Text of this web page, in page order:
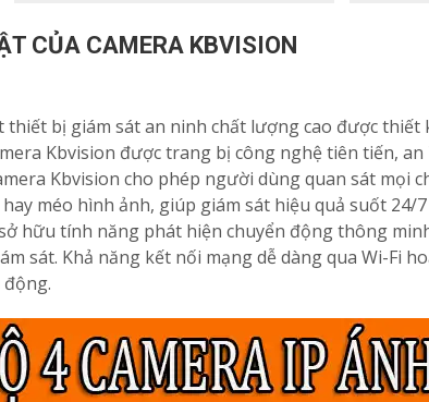
CỦA CAMERA KBVISION
thiết bị giám sát an ninh chất lượng cao được
Kbvision được trang bị công nghệ tiên tiến,
Kbvision cho phép người dùng quan sát mọi
méo hình ảnh, giúp giám sát hiệu quả suốt 24/7
hữu tính năng phát hiện chuyển động thông
sát. Khả năng kết nối mạng dễ dàng qua Wi-Fi